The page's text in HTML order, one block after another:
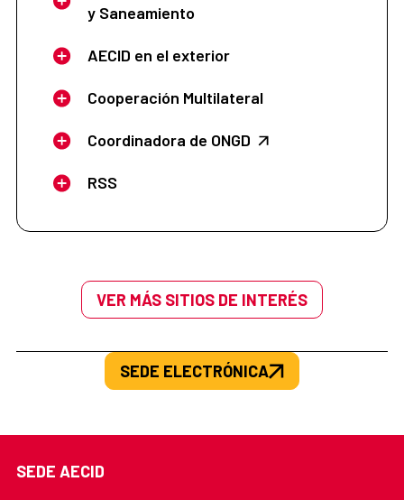
y Saneamiento
AECID en el exterior
Cooperación Multilateral
Coordinadora de ONGD
RSS
VER MÁS SITIOS DE INTERÉS
SEDE ELECTRÓNICA
SEDE AECID